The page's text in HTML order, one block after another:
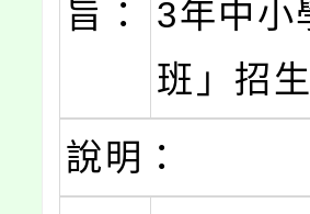
旨：
3年中小
班」招
說明：